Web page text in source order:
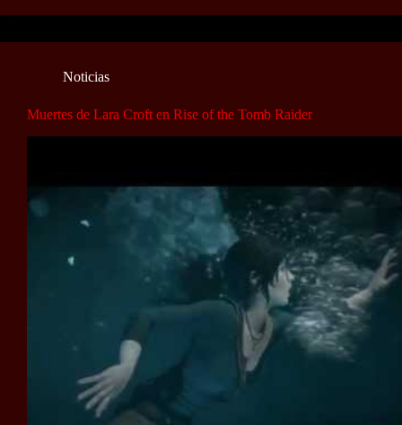
Noticias
Muertes de Lara Croft en Rise of the Tomb Raider